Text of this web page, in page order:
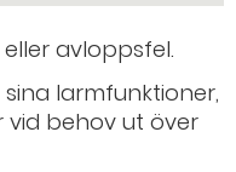
avloppsfel.
larmfunktioner,
vid behov ut över